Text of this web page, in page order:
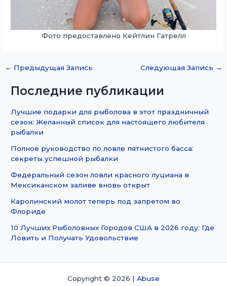
Фото предоставлено Кейтлин Гатрелл
← Предыдущая Запись Следующая Запись →
Последние публикации
Лучшие подарки для рыболова в этот праздничный
сезон: Желанный список для настоящего любителя
рыбалки
Полное руководство по ловле пятнистого басса:
секреты успешной рыбалки
Федеральный сезон ловли красного луциана в
Мексиканском заливе вновь открыт
Каролинский молот теперь под запретом во
Флориде
10 Лучших Рыболовных Городов США в 2026 году: Где
Ловить и Получать Удовольствие
Copyright © 2026 | Abuse